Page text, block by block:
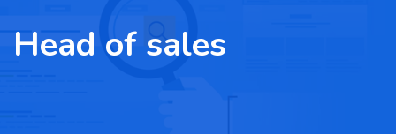
Head of sales